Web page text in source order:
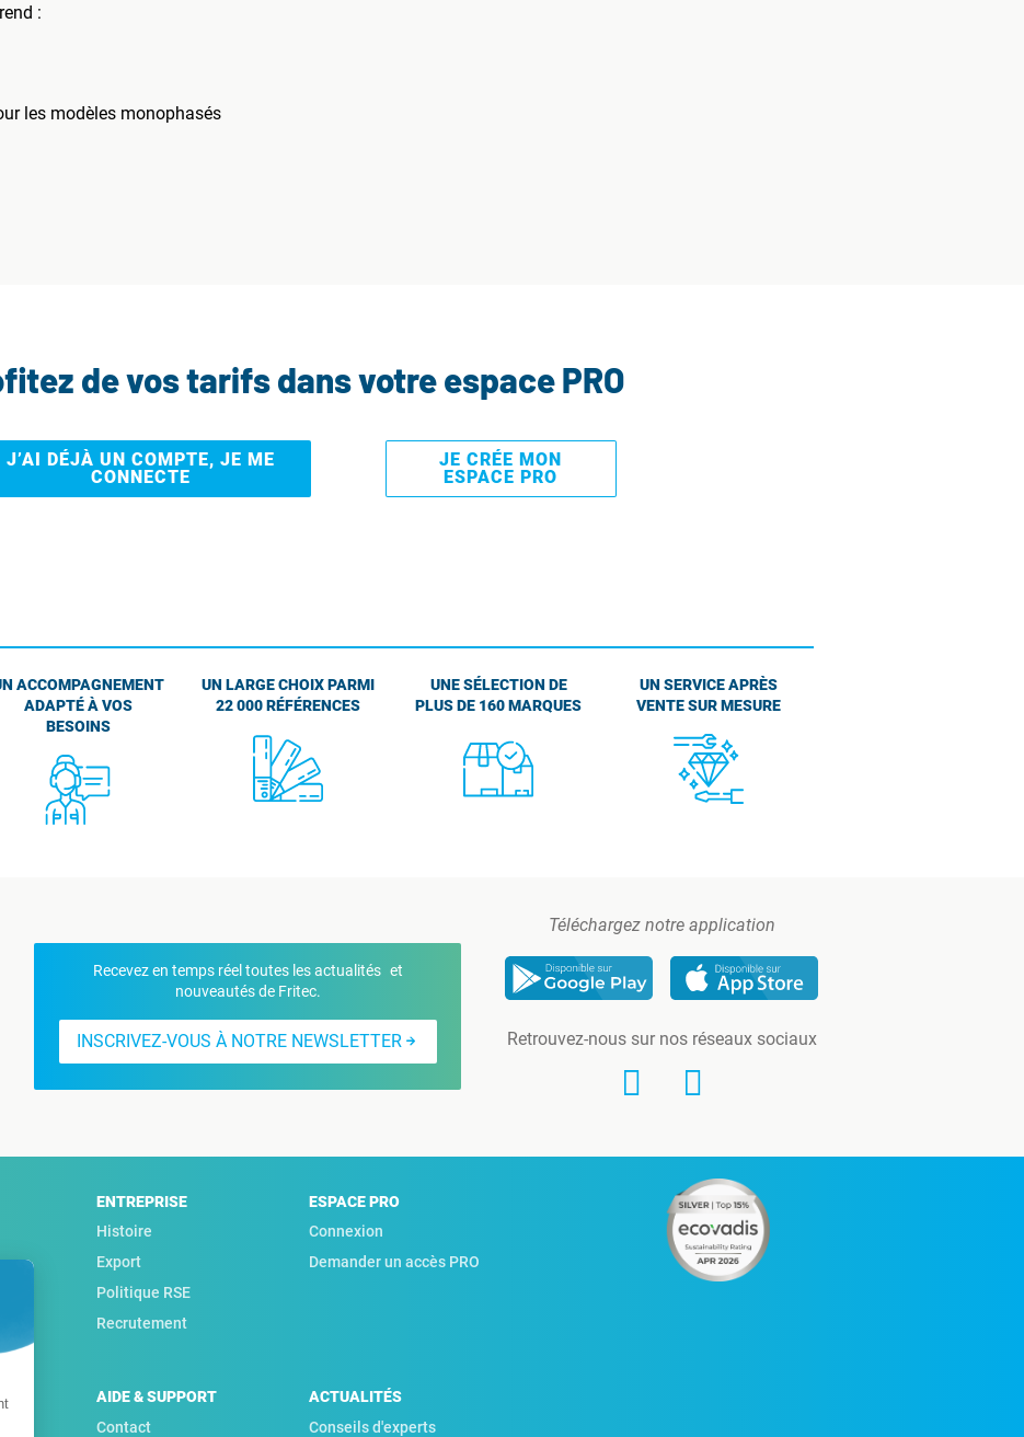
:
les modèles monophasés
de vos tarifs dans votre espace PRO
J’AI DÉJÀ UN COMPTE, JE ME
CONNECTE
JE CRÉE MON
ESPACE PRO
ACCOMPAGNEMENT
ADAPTÉ À VOS
BESOINS
UN LARGE CHOIX PARMI
22 000 RÉFÉRENCES
UNE SÉLECTION DE
PLUS DE 160 MARQUES
UN SERVICE APRÈS
VENTE SUR MESURE
Recevez en temps réel toutes les actualités et
nouveautés de Fritec.
INSCRIVEZ-VOUS À NOTRE NEWSLETTER
Téléchargez notre application
Retrouvez-nous sur nos réseaux sociaux
ENTREPRISE
Histoire
Export
Politique RSE
Recrutement
ESPACE PRO
Connexion
Demander un accès PRO
AIDE & SUPPORT
Contact
ACTUALITÉS
Conseils d'experts